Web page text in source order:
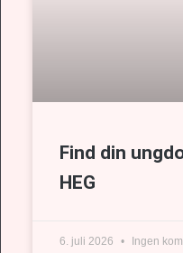
Find din
HEG
6. juli 2026 Ingen